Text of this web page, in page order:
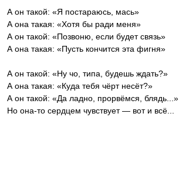
А он такой: «Я постараюсь, мась»
А она такая: «Хотя бы ради меня»
А он такой: «Позвоню, если будет связь»
А она такая: «Пусть кончится эта фигня»
А он такой: «Ну чо, типа, будешь ждать?»
А она такая: «Куда тебя чёрт несёт?»
А он такой: «Да ладно, прорвёмся, блядь...»
Но она-то сердцем чувствует — вот и всё...